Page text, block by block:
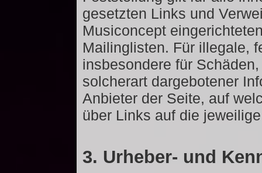
gesetzten Links und
Musiconcept
Mailinglisten. Für illegale,
insbesondere für
solcherart dargebotener
Anbieter der Seite, auf
über Links auf die
3. Urheber- und